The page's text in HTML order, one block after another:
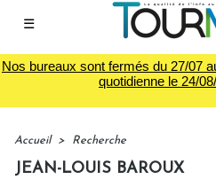
☰
Nos bureaux sont fermés du 27/07
quotidienne le 24/
Accueil > Recherche
JEAN-LOUIS BAROUX